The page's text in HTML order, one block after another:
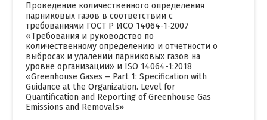
Проведение количественного определения
парниковых газов в соответствии с
требованиями ГОСТ Р ИСО 14064-1-2007
«Требования и руководство по
количественному определению и отчетности о
выбросах и удалении парниковых газов на
уровне организации» и ISO 14064-1:2018
«Greenhouse Gases – Part 1: Specification with
Guidance at the Organization. Level for
Quantification and Reporting of Greenhouse Gas
Emissions and Removals»